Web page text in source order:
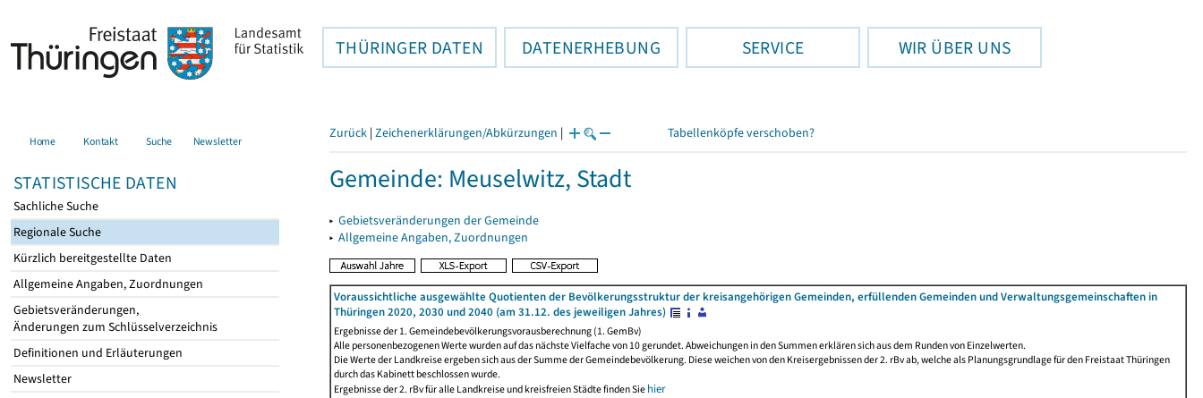
THÜRINGER DATEN DATENERHEBUNG SERVICE WIR ÜBER UNS
Home Kontakt Suche Newsletter
STATISTISCHE DATEN
Sachliche Suche
Regionale Suche
Kürzlich bereitgestellte Daten
Allgemeine Angaben, Zuordnungen
Gebietsveränderungen,
Änderungen zum Schlüsselverzeichnis
Definitionen und Erläuterungen
Newsletter
Zurück | Zeichenerklärungen/Abkürzungen | Tabellenköpfe verschoben?
Gemeinde: Meuselwitz, Stadt
▸ Gebietsveränderungen der Gemeinde
▸ Allgemeine Angaben, Zuordnungen
Voraussichtliche ausgewählte Quotienten der Bevölkerungsstruktur der kreisangehörigen Gemeinden, erfüllenden Gemeinden und Verwaltungsgemeinschaften in
Thüringen 2020, 2030 und 2040 (am 31.12. des jeweiligen Jahres)
Ergebnisse der 1. Gemeindebevölkerungsvorausberechnung (1. GemBv)
Alle personenbezogenen Werte wurden auf das nächste Vielfache von 10 gerundet. Abweichungen in den Summen erklären sich aus dem Runden von Einzelwerten.
Die Werte der Landkreise ergeben sich aus der Summe der Gemeindebevölkerung. Diese weichen von den Kreisergebnissen der 2. rBv ab, welche als Planungsgrundlage für den Freistaat Thüringen
durch das Kabinett beschlossen wurde.
Ergebnisse der 2. rBv für alle Landkreise und kreisfreien Städte finden Siehier